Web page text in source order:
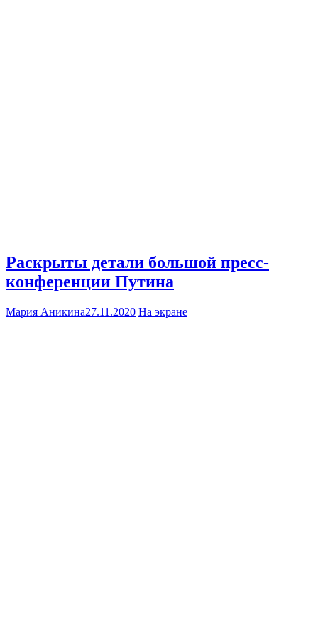
Раскрыты детали большой пресс-
конференции Путина
Мария Аникина27.11.2020 На экране